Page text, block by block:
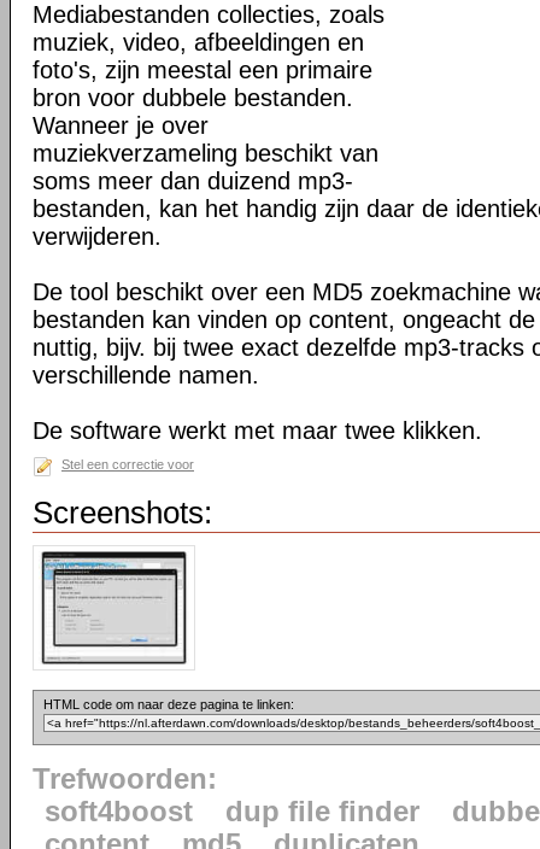
Mediabestanden collecties, zoals
muziek, video, afbeeldingen en
foto's, zijn meestal een primaire
bron voor dubbele bestanden.
Wanneer je over
muziekverzameling beschikt van
soms meer dan duizend mp3-
bestanden, kan het handig zijn daar de
verwijderen.
De tool beschikt over een MD5 zoekmachine
bestanden kan vinden op content, ongeacht
nuttig, bijv. bij twee exact dezelfde mp3-tracks
verschillende namen.
De software werkt met maar twee klikken.
Stel een correctie voor
Screenshots:
HTML code om naar deze pagina te linken:
Trefwoorden:
soft4boost
dup file finder